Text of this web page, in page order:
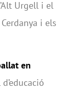
Urgell i el
i els
en